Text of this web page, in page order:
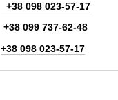
+38 098 023-57-17
+38 099 737-62-48
+38 098 023-57-17